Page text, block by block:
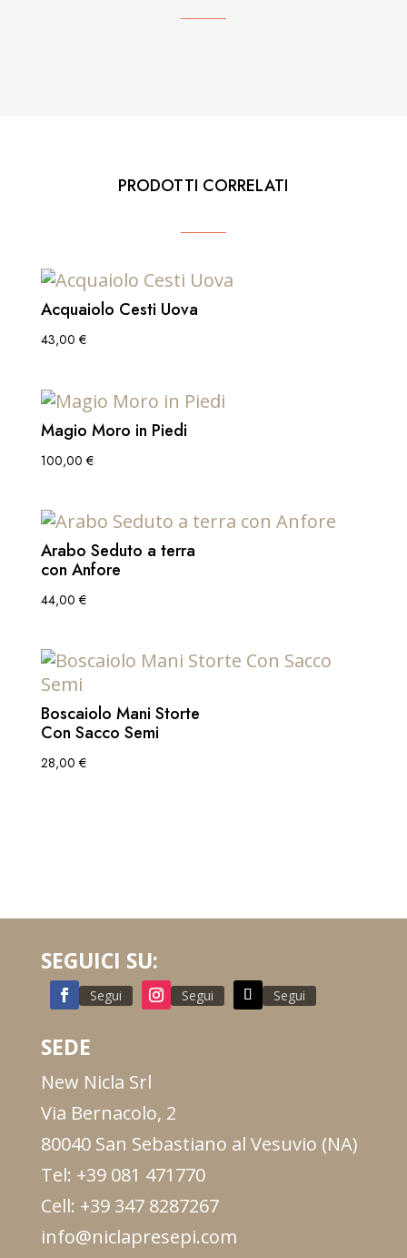
PRODOTTI CORRELATI
Acquaiolo Cesti Uova
43,00 €
Magio Moro in Piedi
100,00 €
Arabo Seduto a terra
con Anfore
44,00 €
Boscaiolo Mani Storte
Con Sacco Semi
28,00 €
SEGUICI SU:
Segui Segui Segui
SEDE
New Nicla Srl
Via Bernacolo, 2
80040 San Sebastiano al Vesuvio (NA)
Tel: +39 081 471770
Cell: +39 347 8287267
info@niclapresepi.com